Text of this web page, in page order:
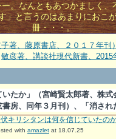
。なんともあつかましく
」と言うのはあまりにおこ
冊・・・。
著、藤原書店、２０１７年刊
敏彦著、講談社現代新書、2015
たか」（宮崎賢太郎著、株
房、同年３月刊）、「消さ
キリシタンは何を信じていたの
with amazlet at 18.07.25